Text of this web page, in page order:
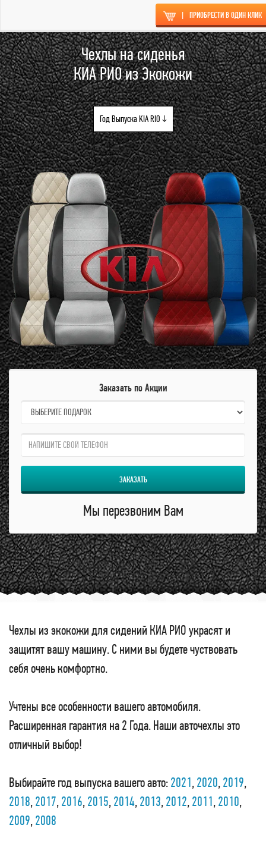
| ПРИОБРЕСТИ В ОДИН КЛИК
Чехлы на сиденья
КИА РИО из Экокожи
Год Выпуска KIA RIO ↓
Заказать по Акции
name:
qzw:
ЗАКАЗАТЬ
Мы перезвоним Вам
Чехлы из экокожи для сидений КИА РИО украсят и
защитят вашу машину. С ними вы будете чуствовать
себя очень комфортно.
Учтены все особенности вашего автомобиля.
Расширенная гарантия на 2 Года. Наши авточехлы это
отличный выбор!
Выбирайте год выпуска вашего авто:2021,2020,2019,
2018,2017,2016,2015,2014,2013,2012,2011,2010,
2009,2008